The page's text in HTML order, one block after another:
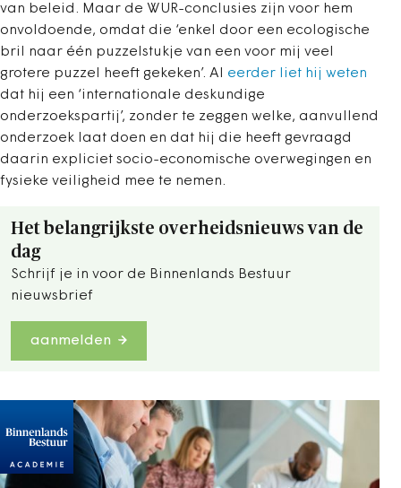
van beleid. Maar de WUR-conclusies zijn voor hem
onvoldoende, omdat die ‘enkel door een ecologische
bril naar één puzzelstukje van een voor mij veel
grotere puzzel heeft gekeken’. Al eerder liet hij weten
dat hij een ‘internationale deskundige
onderzoekspartij’, zonder te zeggen welke, aanvullend
onderzoek laat doen en dat hij die heeft gevraagd
daarin expliciet socio-economische overwegingen en
fysieke veiligheid mee te nemen.
Het belangrijkste overheidsnieuws van de
dag
Schrijf je in voor de Binnenlands Bestuur
nieuwsbrief
aanmelden